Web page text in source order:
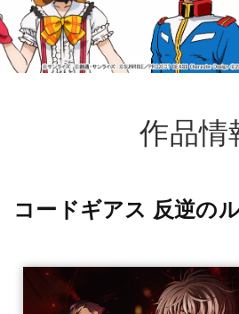
作品情
コードギアス 反逆の